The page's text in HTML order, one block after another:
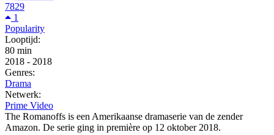
7829
1
Popularity
Looptijd:
80 min
2018 - 2018
Genres:
Drama
Netwerk:
Prime Video
The Romanoffs is een Amerikaanse dramaserie van de zender
Amazon. De serie ging in première op 12 oktober 2018.